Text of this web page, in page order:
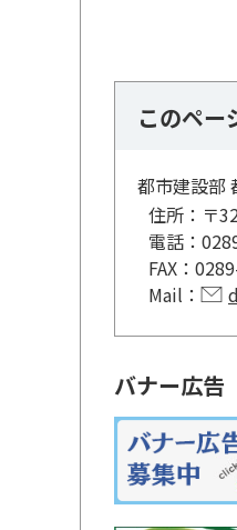
このペー
都市建設部
住所： 〒
電話：
FAX：
Mail：
バナー広告